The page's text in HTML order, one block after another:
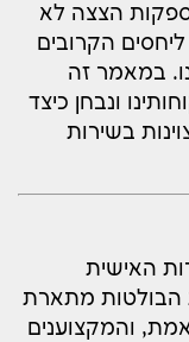
הצצה לא
הקרובים
במאמר זה
ונבחן כיצד
בשירות
האישית
הבולטות מתארת
והמקצוענים